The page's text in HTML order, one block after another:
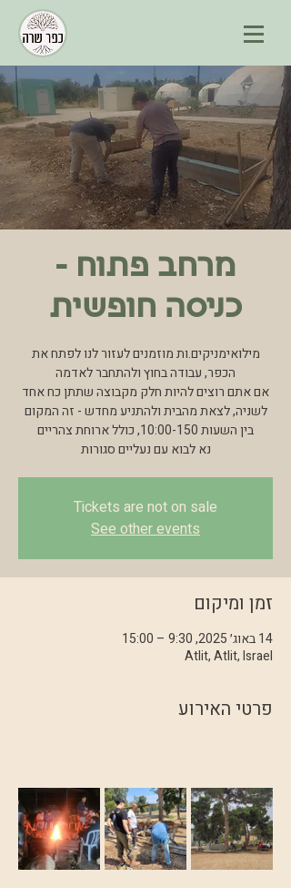
מרחב פתוח -
כניסה חופשית
מילואימניקים.ות מוזמנים לעזור לנו לפתח את
אם אתם רוצים להיות חלק מקבוצה שתתן כח אחד
נא לבוא עם נעליים סגורות
Tickets are not on sale
See other events
זמן ומיקום
14 באוג׳ 2025, 9:30 – 15:00
Atlit, Atlit, Israel
פרטי האירוע